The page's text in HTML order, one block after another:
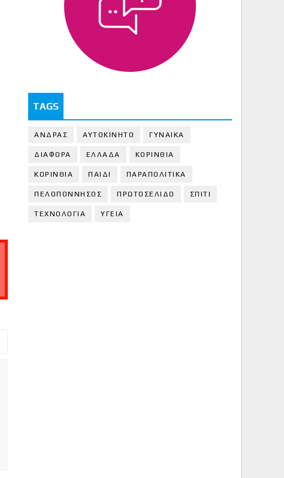
TAGS
ΑΝΔΡΑΣ ΑΥΤΟΚΙΝΗΤΟ ΓΥΝΑΙΚΑ
ΔΙΑΦΟΡΑ ΕΛΛΑΔΑ ΚΟΡΙΝΘΙΑ
ΚΟΡΙΝΘΙA ΠΑΙΔΙ ΠΑΡΑΠΟΛΙΤΙΚΑ
ΠΕΛΟΠΟΝΝΗΣΟΣ ΠΡΩΤΟΣΕΛΙΔΟ ΣΠΙΤΙ
ΤΕΧΝΟΛΟΓΙΑ ΥΓΕΙΑ